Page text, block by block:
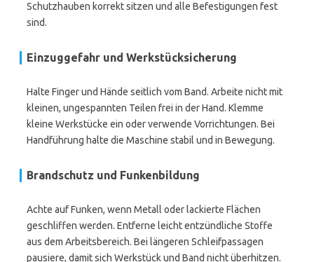
Schutzhauben korrekt sitzen und alle Befestigungen fest
sind.
Einzuggefahr und Werkstücksicherung
Halte Finger und Hände seitlich vom Band. Arbeite nicht mit
kleinen, ungespannten Teilen frei in der Hand. Klemme
kleine Werkstücke ein oder verwende Vorrichtungen. Bei
Handführung halte die Maschine stabil und in Bewegung.
Brandschutz und Funkenbildung
Achte auf Funken, wenn Metall oder lackierte Flächen
geschliffen werden. Entferne leicht entzündliche Stoffe
aus dem Arbeitsbereich. Bei längeren Schleifpassagen
pausiere, damit sich Werkstück und Band nicht überhitzen.